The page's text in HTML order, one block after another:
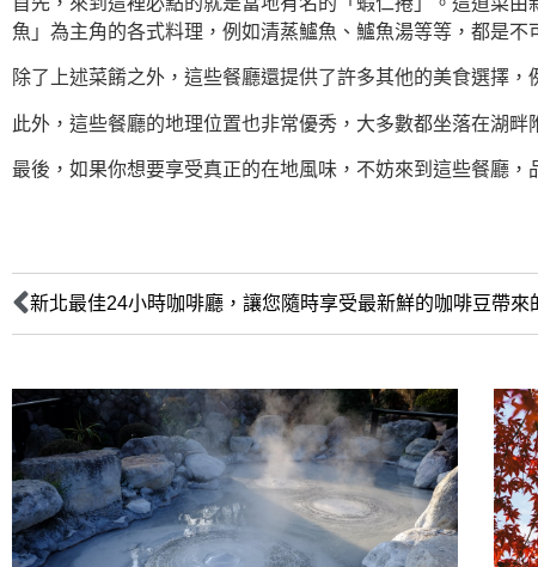
魚」為主角的各式料理，例如清蒸鱸魚、鱸魚湯等等，都是不
除了上述菜餚之外，這些餐廳還提供了許多其他的美食選擇
此外，這些餐廳的地理位置也非常優秀，大多數都坐落在湖
最後，如果你想要享受真正的在地風味，不妨來到這些餐廳
新北最佳24小時咖啡廳，讓您隨時享受最新鮮的咖啡豆帶來